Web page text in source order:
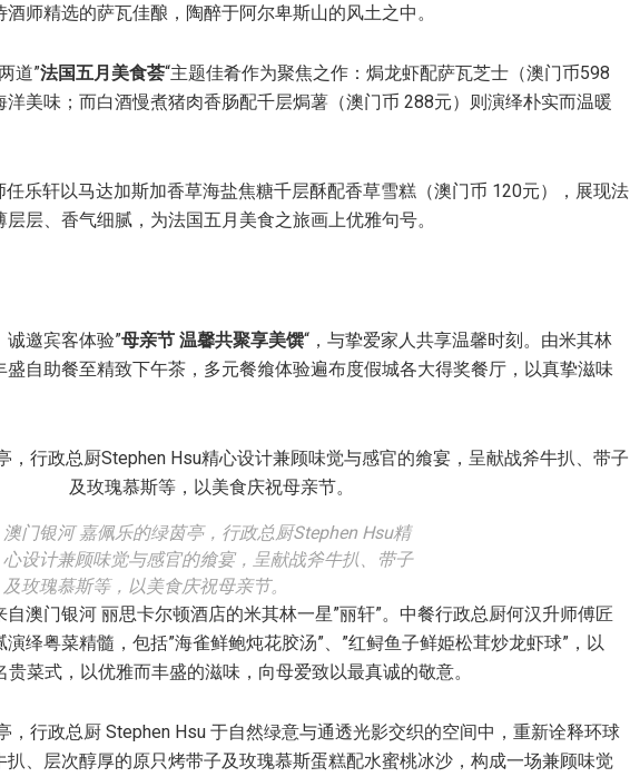
师精选的萨瓦佳酿，陶醉于阿尔卑斯山的风土之中。
道”法国五月美食荟“主题佳肴作为聚焦之作：焗龙虾配萨瓦芝士（澳门币598
美味；而白酒慢煮猪肉香肠配千层焗薯（澳门币 288元）则演绎朴实而温暖
任乐轩以马达加斯加香草海盐焦糖千层酥配香草雪糕（澳门币 120元），展现法
层、香气细腻，为法国五月美食之旅画上优雅句号。
邀宾客体验”母亲节 温馨共聚享美馔“，与挚爱家人共享温馨时刻。由米其林
自助餐至精致下午茶，多元餐飨体验遍布度假城各大得奖餐厅，以真挚滋味
澳门银河 嘉佩乐的绿茵亭，行政总厨Stephen Hsu精
心设计兼顾味觉与感官的飨宴，呈献战斧牛扒、带子
及玫瑰慕斯等，以美食庆祝母亲节。
澳门银河 丽思卡尔顿酒店的米其林一星”丽轩”。中餐行政总厨何汉升师傅匠
绎粤菜精髓，包括”海雀鲜鲍炖花胶汤”、”红鲟鱼子鲜姫松茸炒龙虾球”，以
贵菜式，以优雅而丰盛的滋味，向母爱致以最真诚的敬意。
，行政总厨 Stephen Hsu 于自然绿意与通透光影交织的空间中，重新诠释环球
、层次醇厚的原只烤带子及玫瑰慕斯蛋糕配水蜜桃冰沙，构成一场兼顾味觉